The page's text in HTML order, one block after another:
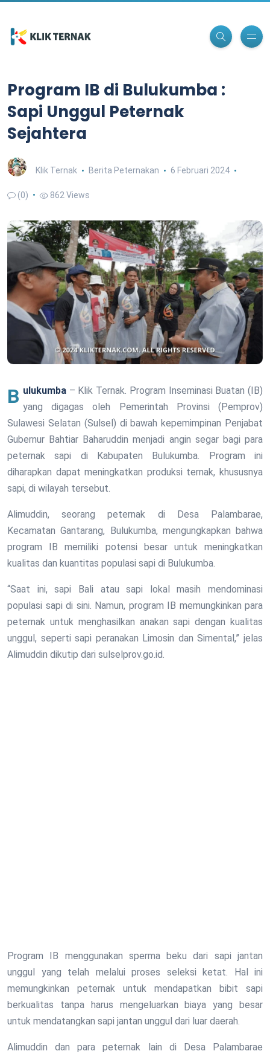
Program IB di Bulukumba :
Sapi Unggul Peternak
Sejahtera
Klik Ternak Berita Peternakan 6 Februari 2024
(0) 862 Views
Bulukumba – Klik Ternak. Program Inseminasi Buatan (IB)
yang digagas oleh Pemerintah Provinsi (Pemprov)
Sulawesi Selatan (Sulsel) di bawah kepemimpinan Penjabat
Gubernur Bahtiar Baharuddin menjadi angin segar bagi para
peternak sapi di Kabupaten Bulukumba. Program ini
diharapkan dapat meningkatkan produksi ternak, khususnya
sapi, di wilayah tersebut.
Alimuddin, seorang peternak di Desa Palambarae,
Kecamatan Gantarang, Bulukumba, mengungkapkan bahwa
program IB memiliki potensi besar untuk meningkatkan
kualitas dan kuantitas populasi sapi di Bulukumba.
“Saat ini, sapi Bali atau sapi lokal masih mendominasi
populasi sapi di sini. Namun, program IB memungkinkan para
peternak untuk menghasilkan anakan sapi dengan kualitas
unggul, seperti sapi peranakan Limosin dan Simental,” jelas
Alimuddin dikutip dari sulselprov.go.id.
Program IB menggunakan sperma beku dari sapi jantan
unggul yang telah melalui proses seleksi ketat. Hal ini
memungkinkan peternak untuk mendapatkan bibit sapi
berkualitas tanpa harus mengeluarkan biaya yang besar
untuk mendatangkan sapi jantan unggul dari luar daerah.
Alimuddin dan para peternak lain di Desa Palambarae